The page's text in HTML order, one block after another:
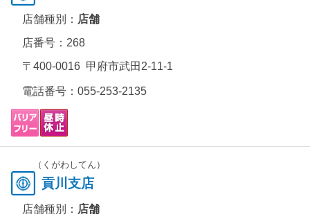
店舗種別： 店舗
店番号：268
〒400-0016 甲府市武田2-11-1
電話番号： 055-253-2135
（くがわしてん）
貢川支店
店舗種別： 店舗